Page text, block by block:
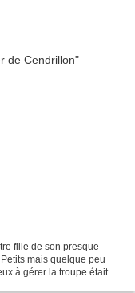
fille de son presque
mais quelque peu
à gérer la troupe était